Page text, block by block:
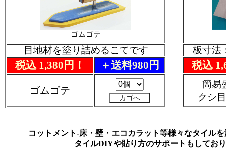
コットメント-床・壁・エコカラット等様々なタイル
タイルDIYや貼り方のサポートもしてお
ゴムゴテ
目地材を塗り詰めるこてです
税込 1,380円！ ＋送料980円
ゴムゴテ
板寸法
税込
簡易
クシ